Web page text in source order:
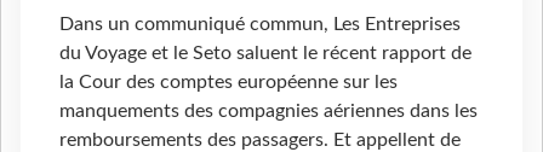
Dans un communiqué commun, Les Entreprises
du Voyage et le Seto saluent le récent rapport de
la Cour des comptes européenne sur les
manquements des compagnies aériennes dans les
remboursements des passagers. Et appellent de